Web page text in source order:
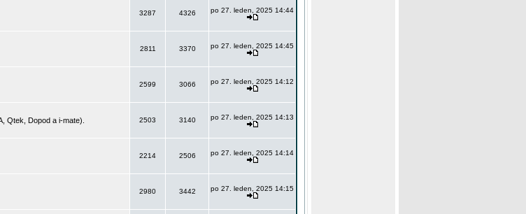
3287 4326 po 27. leden, 2025 14:44
2811 3370 po 27. leden, 2025 14:45
2599 3066 po 27. leden, 2025 14:12
Qtek, Dopod a i-mate).
2503 3140 po 27. leden, 2025 14:13
2214 2506 po 27. leden, 2025 14:14
2980 3442 po 27. leden, 2025 14:15